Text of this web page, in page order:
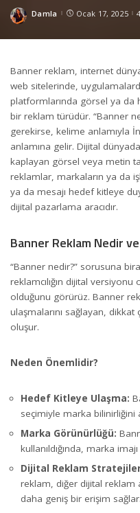
Banner Reklam Nedir?
Posted
Damla Ocak 17, 2025
Banner reklam, internet
web sitelerinde,
platformlarında görsel ya da
bir reklam türüdür. “Banner
gerekirse, kelime anlamıyla
anlamına gelir. Dijital
kaplayan görsel veya metin
reklamlar, markaların ya da
ya da mesajı hedef kitleye
dijital pazarlama aracıdır.
Banner Reklam Nedir
“Banner nedir?” sorusuna
reklamcılığın dijital
olduğunu görürüz. Banner
ulaşmalarını sağlayan,
oluşur.
Neden Önemlidir?
Hedef Kitleye Ulaşma:
seçimiyle marka bilinirliğini
Marka Görünürlüğü:
kullanıldığında, marka
Dijital Reklam
reklam, diğer dijital reklam
daha geniş bir erişim sağlar.